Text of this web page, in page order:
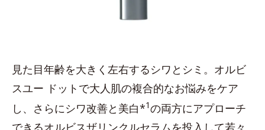
見た目年齢を大きく左右するシワとシミ。オルビ
スユー ドットで大人肌の複合的なお悩みをケア
し、さらにシワ改善と美白*1の両方にアプローチ
できるオルビスザリンクルセラムを投入して若々